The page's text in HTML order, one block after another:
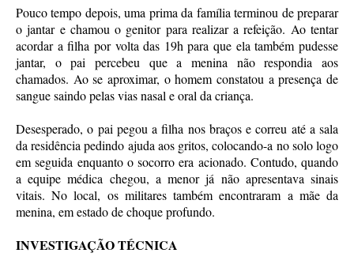
Pouco tempo depois, uma prima da família terminou de preparar
o jantar e chamou o genitor para realizar a refeição. Ao tentar
acordar a filha por volta das 19h para que ela também pudesse
jantar, o pai percebeu que a menina não respondia aos
chamados. Ao se aproximar, o homem constatou a presença de
sangue saindo pelas vias nasal e oral da criança.
Desesperado, o pai pegou a filha nos braços e correu até a sala
da residência pedindo ajuda aos gritos, colocando-a no solo logo
em seguida enquanto o socorro era acionado. Contudo, quando
a equipe médica chegou, a menor já não apresentava sinais
vitais. No local, os militares também encontraram a mãe da
menina, em estado de choque profundo.
INVESTIGAÇÃO TÉCNICA